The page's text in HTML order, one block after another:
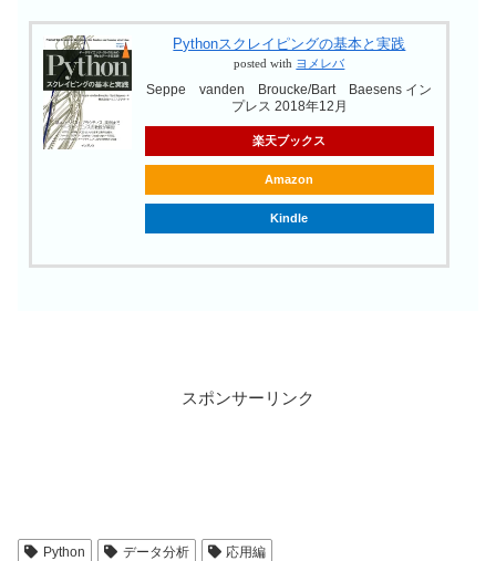
Pythonスクレイピングの基本と実践
posted with ヨメレバ
Seppe vanden Broucke/Bart Baesens イン
プレス 2018年12月
楽天ブックス
Amazon
Kindle
【初心者向け】
Pi スターターキッ
め比較-2025版-
【Windowsバッチ
入門】Windowsバ
スポンサーリンク
Python データ分析 応用編